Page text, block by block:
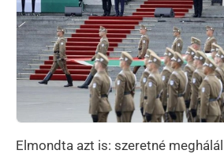
Elmondta azt is: szeretné